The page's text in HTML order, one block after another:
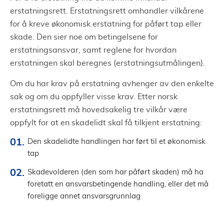
erstatningsrett. Erstatningsrett omhandler vilkårene
for å kreve økonomisk erstatning for påført tap eller
skade. Den sier noe om betingelsene for
erstatningsansvar, samt reglene for hvordan
erstatningen skal beregnes (erstatningsutmålingen).
Om du har krav på erstatning avhenger av den enkelte
sak og om du oppfyller visse krav. Etter norsk
erstatningsrett må hovedsakelig tre vilkår være
oppfylt for at en skadelidt skal få tilkjent erstatning:
Den skadelidte handlingen har ført til et økonomisk
tap
Skadevolderen (den som har påført skaden) må ha
foretatt en ansvarsbetingende handling, eller det må
foreligge annet ansvarsgrunnlag